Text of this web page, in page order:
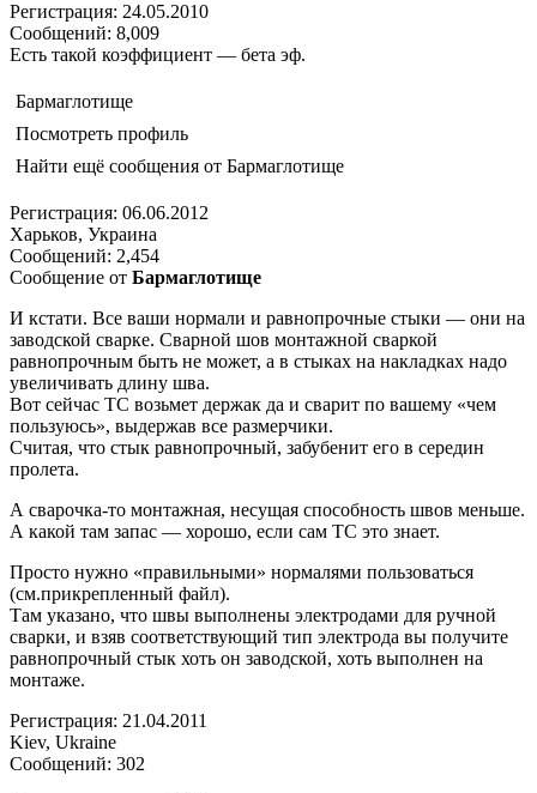
Регистрация: 24.05.2010
Сообщений: 8,009
Есть такой коэффициент — бета эф.
Бармаглотище
Посмотреть профиль
Найти ещё сообщения от Бармаглотище
Регистрация: 06.06.2012
Харьков, Украина
Сообщений: 2,454
Сообщение от Бармаглотище
И кстати. Все ваши нормали и равнопрочные стыки — они на
заводской сварке. Сварной шов монтажной сваркой
равнопрочным быть не может, а в стыках на накладках надо
увеличивать длину шва.
Вот сейчас ТС возьмет держак да и сварит по вашему «чем
пользуюсь», выдержав все размерчики.
Считая, что стык равнопрочный, забубенит его в середин
пролета.
А сварочка-то монтажная, несущая способность швов меньше.
А какой там запас — хорошо, если сам ТС это знает.
Просто нужно «правильными» нормалями пользоваться
(см.прикрепленный файл).
Там указано, что швы выполнены электродами для ручной
сварки, и взяв соответствующий тип электрода вы получите
равнопрочный стык хоть он заводской, хоть выполнен на
монтаже.
Регистрация: 21.04.2011
Kiev, Ukraine
Сообщений: 302